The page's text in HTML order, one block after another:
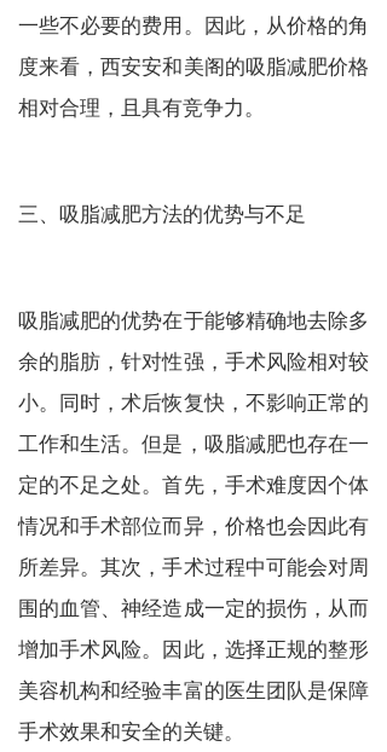
一些不必要的费用。因此，从价格的角
度来看，西安安和美阁的吸脂减肥价格
相对合理，且具有竞争力。
三、吸脂减肥方法的优势与不足
吸脂减肥的优势在于能够精确地去除多
余的脂肪，针对性强，手术风险相对较
小。同时，术后恢复快，不影响正常的
工作和生活。但是，吸脂减肥也存在一
定的不足之处。首先，手术难度因个体
情况和手术部位而异，价格也会因此有
所差异。其次，手术过程中可能会对周
围的血管、神经造成一定的损伤，从而
增加手术风险。因此，选择正规的整形
美容机构和经验丰富的医生团队是保障
手术效果和安全的关键。